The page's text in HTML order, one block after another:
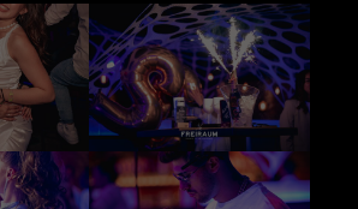
our customers
- 5:00pm
(GMT +1)